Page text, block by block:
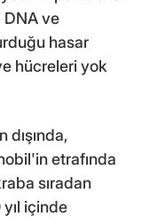
DNA ve
hasar
hücreleri yok
etrafında
sıradan
içinde